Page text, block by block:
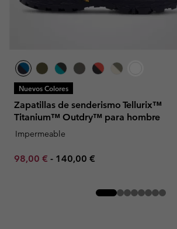
Nuevos Colores
Zapatillas de senderismo Tellurix™
Titanium™ Outdry™ para hombre
Impermeable
Minimum sale price:
98,00 € - Maximum price:
140,00 €